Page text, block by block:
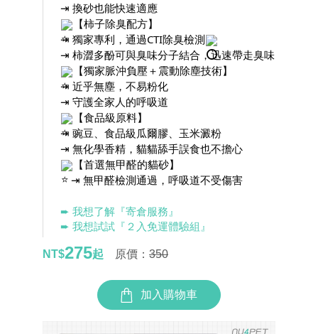
⇥ 換砂也能快速適應
【柿子除臭配方】
⇥ 獨家專利，通過CTI除臭檢測
⇥ 柿澀多酚可與臭味分子結合，迅速帶走臭味
【獨家脈沖負壓＋震動除塵技術】
⇥ 近乎無塵，不易粉化
⇥ 守護全家人的呼吸道
【食品級原料】
⇥ 豌豆、食品級瓜爾膠、玉米澱粉
⇥ 無化學香精，貓貓舔手誤食也不擔心
【首選無甲醛的貓砂】
⇥ 無甲醛檢測通過，呼吸道不受傷害
➨ 我想了解『寄倉服務』
➨ 我想試試『２入免運體驗組』
NT$275起 原價： 350
加入購物車